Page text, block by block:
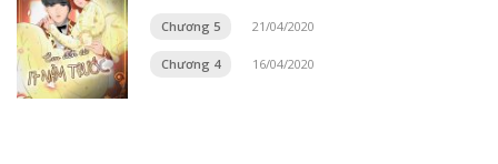
Chương 5 21/04/2020
Chương 4 16/04/2020